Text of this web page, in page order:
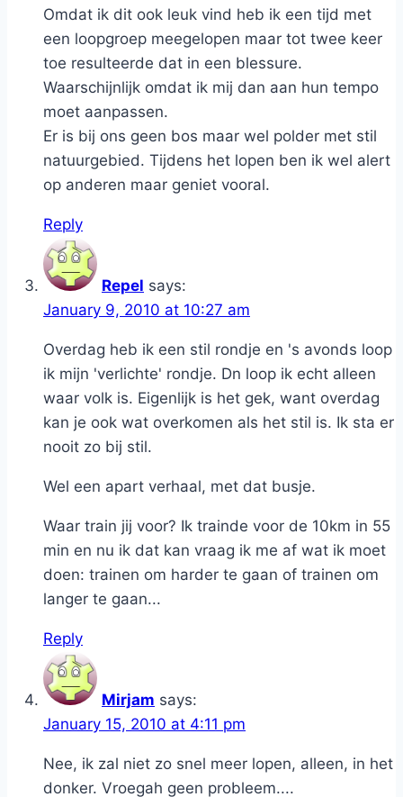
Omdat ik dit ook leuk vind heb ik een tijd met
een loopgroep meegelopen maar tot twee keer
toe resulteerde dat in een blessure.
Waarschijnlijk omdat ik mij dan aan hun tempo
moet aanpassen.
Er is bij ons geen bos maar wel polder met stil
natuurgebied. Tijdens het lopen ben ik wel alert
op anderen maar geniet vooral.
Reply
Repel says:
January 9, 2010 at 10:27 am
Overdag heb ik een stil rondje en 's avonds loop
ik mijn 'verlichte' rondje. Dn loop ik echt alleen
waar volk is. Eigenlijk is het gek, want overdag
kan je ook wat overkomen als het stil is. Ik sta er
nooit zo bij stil.
Wel een apart verhaal, met dat busje.
Waar train jij voor? Ik trainde voor de 10km in 55
min en nu ik dat kan vraag ik me af wat ik moet
doen: trainen om harder te gaan of trainen om
langer te gaan...
Reply
Mirjam says:
January 15, 2010 at 4:11 pm
Nee, ik zal niet zo snel meer lopen, alleen, in het
donker. Vroegah geen probleem....